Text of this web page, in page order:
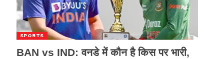
SPORTS
BAN vs IND: वनडे में कौन है किस पर भारी,